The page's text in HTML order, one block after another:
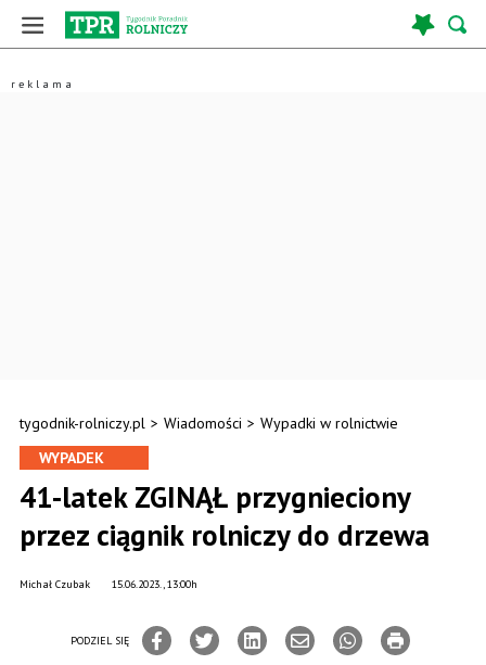
tygodnik-rolniczy.pl > Wiadomości > Wypadki w rolnictwie
WYPADEK
41-latek ZGINĄŁ przygnieciony
przez ciągnik rolniczy do drzewa
15.06.2023., 13:00h
Michał Czubak
PODZIEL SIĘ